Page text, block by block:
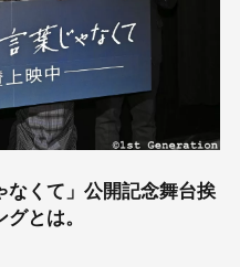
なくて」公開記念舞台挨
とは。